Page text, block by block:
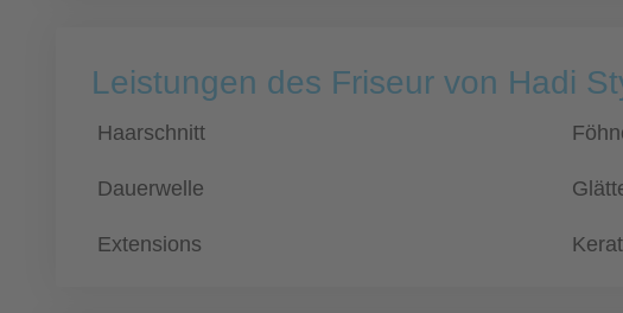
Leistungen des Friseur von Hadi
Haarschnitt
Dauerwelle
Extensions